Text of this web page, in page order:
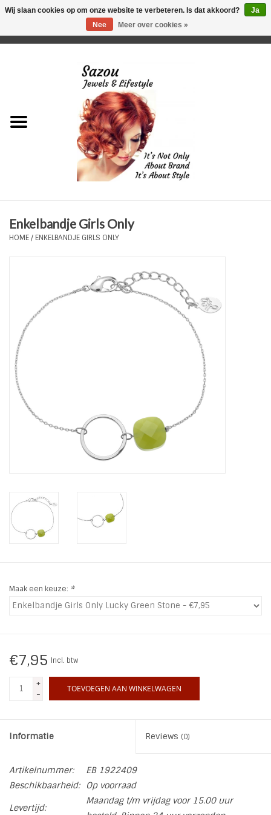
Just for Him
Plus Size Sieraden
Tassen en meer
Haaraccesoires
Zonnebrillen
Fashion
ON THE BEACH
Ohlala Jewels
LIFESTYLE PRODUCTEN
SALE
Enkelbandje Girls Only
HOME/ ENKELBANDJE GIRLS ONLY
Maak een keuze: *
€7,95 Incl. btw
+
-
TOEVOEGEN AAN WINKELWAGEN
Informatie Reviews (0)
Artikelnummer:
EB 1922409
Beschikbaarheid:
Op voorraad
Levertijd:
Maandag t/m vrijdag voor 15.00 uur
Wij slaan cookies op om onze website te verbeteren. Is dat akkoord?
Ja
Nee
Meer over cookies »